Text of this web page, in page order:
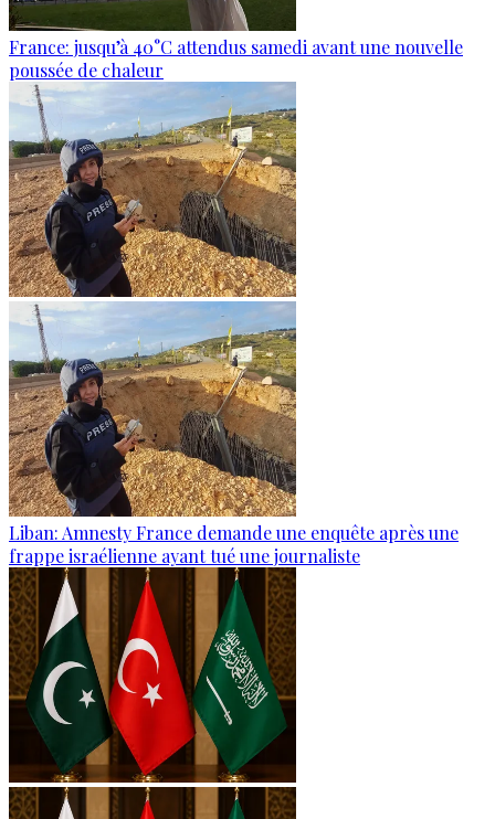
France: jusqu’à 40°C attendus samedi avant une nouvelle
poussée de chaleur
Liban: Amnesty France demande une enquête après une
frappe israélienne ayant tué une journaliste